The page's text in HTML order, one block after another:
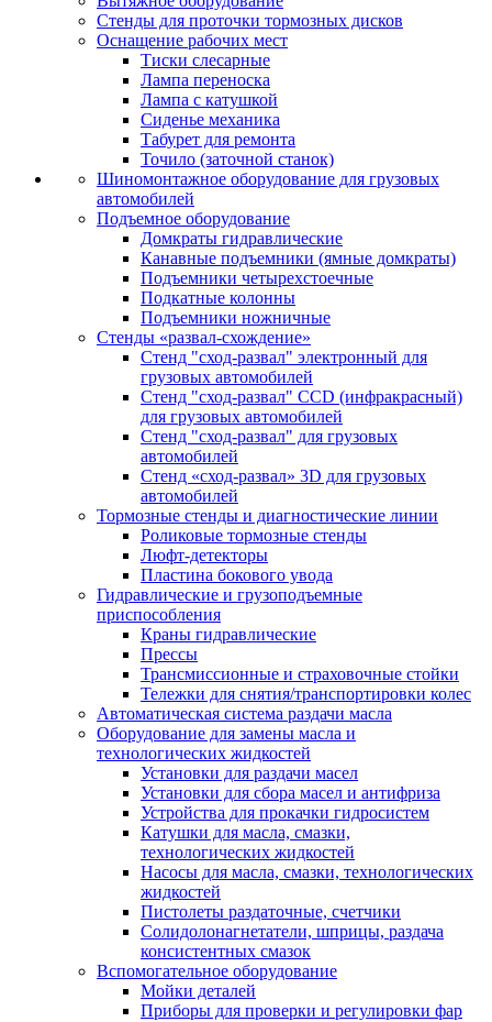
Стенды для проточки тормозных дисков
Оснащение рабочих мест
Тиски слесарные
Лампа переноска
Лампа с катушкой
Сиденье механика
Табурет для ремонта
Точило (заточной станок)
Шиномонтажное оборудование для грузовых
автомобилей
Подъемное оборудование
Домкраты гидравлические
Канавные подъемники (ямные домкраты)
Подъемники четырехстоечные
Подкатные колонны
Подъемники ножничные
Стенды «развал-схождение»
Стенд "сход-развал" электронный для
грузовых автомобилей
Стенд "сход-развал" CCD (инфракрасный)
для грузовых автомобилей
Стенд "сход-развал" для грузовых
автомобилей
Стенд «сход-развал» 3D для грузовых
автомобилей
Тормозные стенды и диагностические линии
Роликовые тормозные стенды
Люфт-детекторы
Пластина бокового увода
Гидравлические и грузоподъемные
приспособления
Краны гидравлические
Прессы
Трансмиссионные и страховочные стойки
Тележки для снятия/транспортировки колес
Автоматическая система раздачи масла
Оборудование для замены масла и
технологических жидкостей
Установки для раздачи масел
Установки для сбора масел и антифриза
Устройства для прокачки гидросистем
Катушки для масла, смазки,
технологических жидкостей
Насосы для масла, смазки, технологических
жидкостей
Пистолеты раздаточные, счетчики
Солидолонагнетатели, шприцы, раздача
консистентных смазок
Вспомогательное оборудование
Мойки деталей
Приборы для проверки и регулировки фар